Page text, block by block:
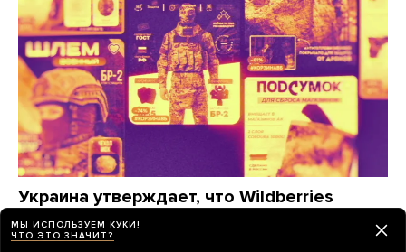
Украина утверждает, что Wildberries
помогает снабжать армию РФ. Это
действительно так?
МЫ ИСПОЛЬЗУЕМ КУКИ!
ЧТО ЭТО ЗНАЧИТ?